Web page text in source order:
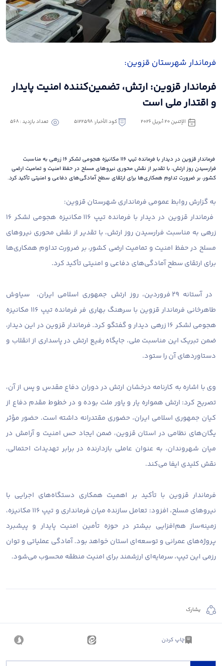
فرماندار شهرستان قزوین:
فرماندار قزوین: ارتش، تضمین‌کننده امنیت پایدار
و اقتدار ملی است
الإثنين ٢٠ أبريل ٢٠٢٦ كود الأخبار: 5122598 تعداد بازدید : 568
فرماندار قزوین در دیدار با فرمانده تیپ ۱۱۶ مکانیزه هجومی لشکر ۱۶ زرهی به مناسبت
فرارسیدن روز ارتش، با تقدیر از نقش محوری نیروهای مسلح در حفظ امنیت و تمامیت ارضی
کشور، بر ضرورت تداوم همکاری‌ها برای ارتقای سطح آمادگی‌های دفاعی و امنیتی تأکید کرد.
به گزارش روابط عمومی فرمانداری شهرستان قزوین:
فرماندار قزوین در دیدار با فرمانده تیپ ۱۱۶ مکانیزه هجومی لشکر ۱۶
زرهی به مناسبت فرارسیدن روز ارتش، با تقدیر از نقش محوری نیروهای
مسلح در حفظ امنیت و تمامیت ارضی کشور، بر ضرورت تداوم همکاری‌ها
برای ارتقای سطح آمادگی‌های دفاعی و امنیتی تأکید کرد.
در آستانه ۲۹ فروردین، روز ارتش جمهوری اسلامی ایران، سیاوش
طاهرخانی فرماندار قزوین با سرهنگ بهاری فر فرمانده تیپ ۱۱۶ مکانیزه
هجومی لشکر ۱۶ زرهی دیدار و گفتگو کرد. فرماندار قزوین در این دیدار،
ضمن تبریک این مناسبت ملی، جایگاه رفیع ارتش در پاسداری از انقلاب و
دستاوردهای آن را ستود.
وی با اشاره به کارنامه درخشان ارتش در دوران دفاع مقدس و پس از آن،
تصریح کرد: ارتش همواره یار و یاور ملت بوده و در خطوط مقدم دفاع از
کیان جمهوری اسلامی ایران، حضوری مقتدرانه داشته است. حضور مؤثر
یگان‌های نظامی در استان قزوین، ضمن ایجاد حس امنیت و آرامش در
میان شهروندان، به عنوان عاملی بازدارنده در برابر تهدیدات احتمالی،
نقش کلیدی ایفا می‌کند.
فرماندار قزوین با تأکید بر اهمیت همکاری دستگاه‌های اجرایی با
نیروهای مسلح، افزود: تعامل سازنده میان فرمانداری و تیپ ۱۱۶ مکانیزه،
زمینه‌ساز هم‌افزایی بیشتر در حوزه تأمین امنیت پایدار و پیشبرد
پروژه‌های عمرانی و توسعه‌ای استان خواهد بود. آمادگی عملیاتی و توان
رزمی این تیپ، سرمایه‌ای ارزشمند برای امنیت منطقه محسوب می‌شود.
يشارك
چاپ کردن